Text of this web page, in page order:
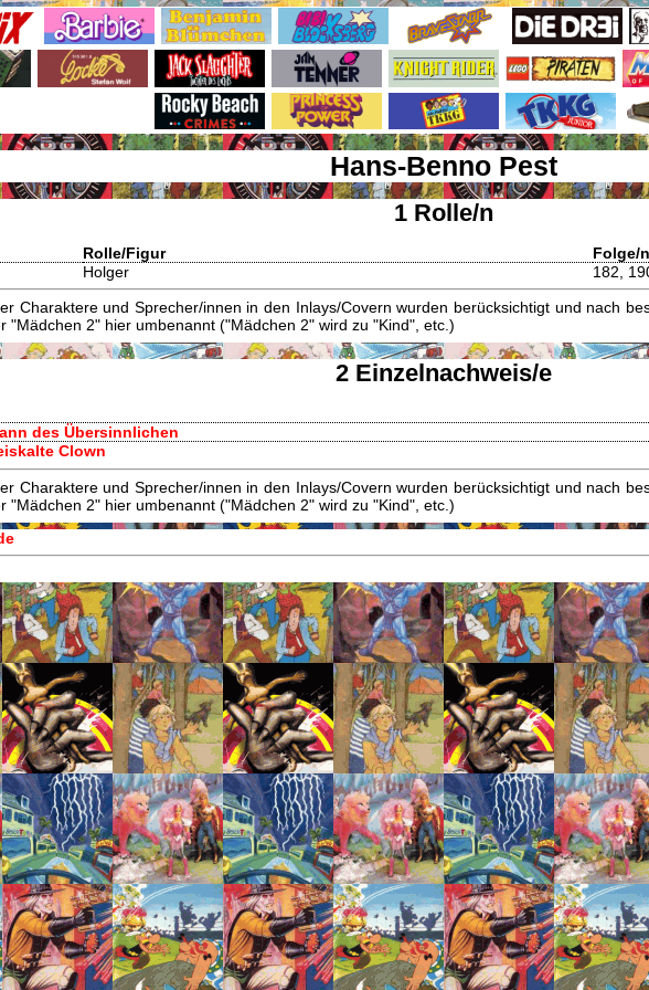
Hans-Benno Pest
1 Rolle/n
Rolle/Figur Folge/n
Holger 182,
Charaktere und Sprecher/innen in den Inlays/Covern wurden berücksichtigt und nach
"Mädchen 2" hier umbenannt ("Mädchen 2" wird zu "Kind", etc.)
2 Einzelnachweis/e
des Übersinnlichen
Clown
Charaktere und Sprecher/innen in den Inlays/Covern wurden berücksichtigt und nach
"Mädchen 2" hier umbenannt ("Mädchen 2" wird zu "Kind", etc.)